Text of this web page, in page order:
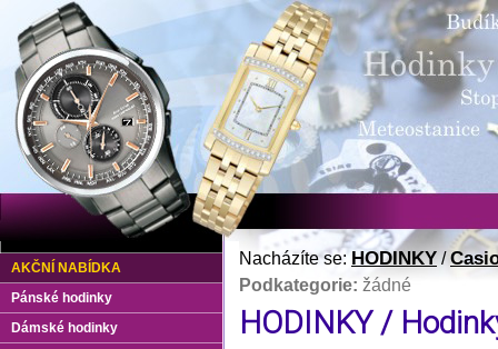
Nacházíte se:HODINKY /
Podkategorie: žádné
HODINKY /
AKČNÍ NABÍDKA
Pánské hodinky
Dámské hodinky